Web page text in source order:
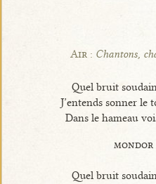
Air : Chantons,
Quel bruit
J’entends sonner le
Dans le hameau
Quel bruit